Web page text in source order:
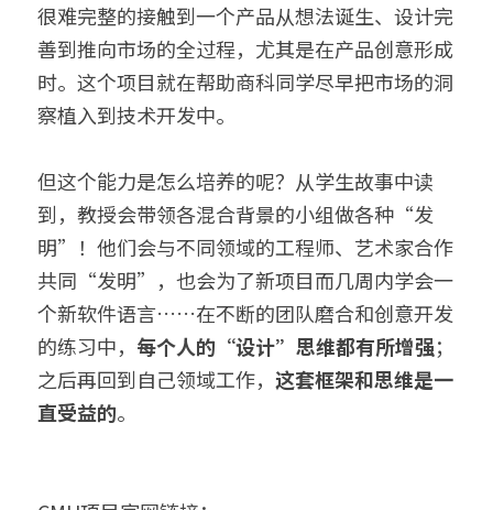
很难完整的接触到一个产品从想法诞生、设计完
善到推向市场的全过程，尤其是在产品创意形成
时。这个项目就在帮助商科同学尽早把市场的洞
察植入到技术开发中。
但这个能力是怎么培养的呢？从学生故事中读
到，教授会带领各混合背景的小组做各种“发
明”！他们会与不同领域的工程师、艺术家合作
共同“发明”，也会为了新项目而几周内学会一
个新软件语言……在不断的团队磨合和创意开发
的练习中， 每个人的“设计”思维都有所增强；
之后再回到自己领域工作， 这套框架和思维是一
直受益的。